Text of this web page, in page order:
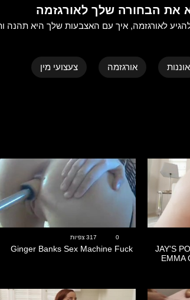
את הבחורה שלך לאורגזמה
לאורגזמה, איך עם האצבעות שלך היא תהנה
אוננות אורגזמה צעצועי מין
JAY'S
EMMA
19:01
0 317 צפיות
Ginger Banks Sex Machine Fuck